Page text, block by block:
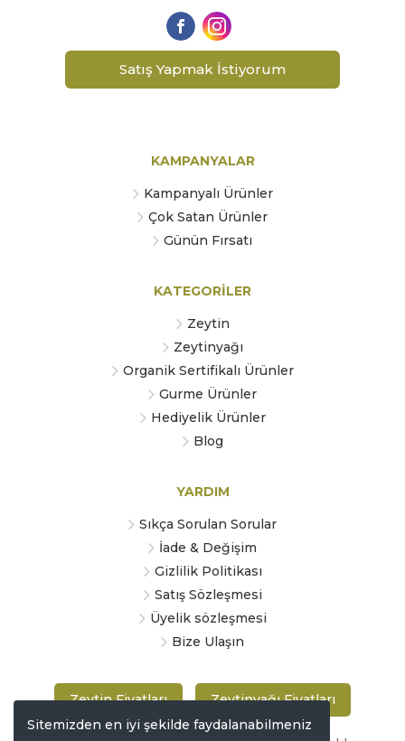
Satış Yapmak İstiyorum
KAMPANYALAR
Kampanyalı Ürünler
Çok Satan Ürünler
Günün Fırsatı
KATEGORİLER
Zeytin
Zeytinyağı
Organik Sertifikalı Ürünler
Gurme Ürünler
Hediyelik Ürünler
Blog
YARDIM
Sıkça Sorulan Sorular
İade & Değişim
Gizlilik Politikası
Satış Sözleşmesi
Üyelik sözleşmesi
Bize Ulaşın
Zeytin Fiyatları Zeytinyağı Fiyatları
Sitemizden en iyi şekilde faydalanabilmeniz